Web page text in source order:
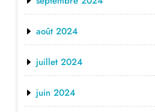
août 2024
juillet 2024
juin 2024